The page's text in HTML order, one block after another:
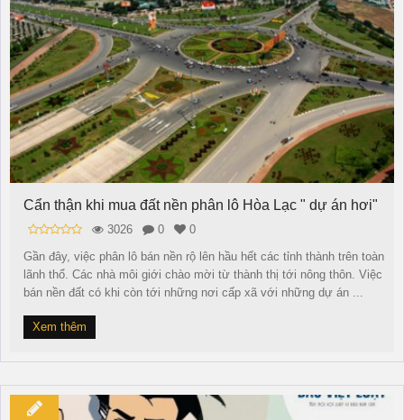
Cẩn thận khi mua đất nền phân lô Hòa Lạc " dự án hơi"
3026 0
0
Gần đây, việc phân lô bán nền rộ lên hầu hết các tỉnh thành trên toàn
lãnh thổ. Các nhà môi giới chào mời từ thành thị tới nông thôn. Việc
bán nền đất có khi còn tới những nơi cấp xã với những dự án ...
Xem thêm